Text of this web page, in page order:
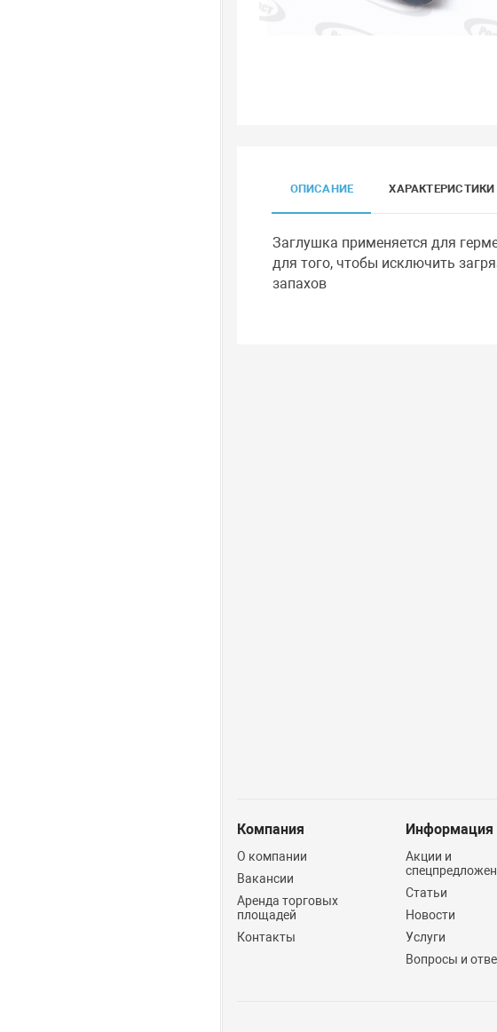
ОПИСАНИЕ ХАРАКТЕРИСТИКИ
Заглушка применяется для
для того, чтобы исключить
запахов
Компания
О компании
Вакансии
Аренда торговых
площадей
Контакты
Информация
Акции и
Статьи
Новости
Услуги
Вопросы и